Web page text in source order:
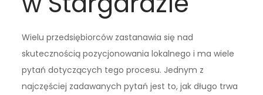
Wielu przedsiębiorców zastanawia się nad
skutecznością pozycjonowania lokalnego i ma wiele
pytań dotyczących tego procesu. Jednym z
najczęściej zadawanych pytań jest to, jak długo trwa